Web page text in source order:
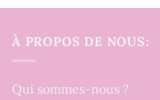
À PROPOS DE NOUS:
Qui sommes-nous ?